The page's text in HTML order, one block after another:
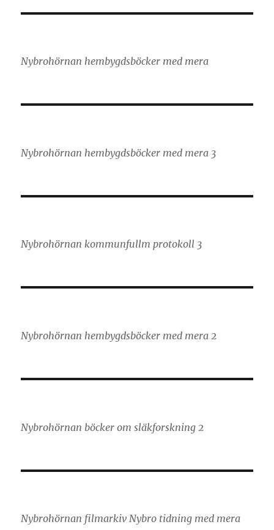
Nybrohörnan hembygdsböcker med mera
Nybrohörnan hembygdsböcker med mera 3
Nybrohörnan kommunfullm protokoll 3
Nybrohörnan hembygdsböcker med mera 2
Nybrohörnan böcker om släkforskning 2
Nybrohörnan filmarkiv Nybro tidning med mera